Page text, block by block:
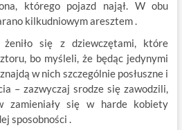
którego pojazd najął. W obu
kilkudniowym aresztem .
się z dziewczętami, które
bo myśleli, że będąc jedynymi
w nich szczególnie posłuszne i
– zazwyczaj srodze się zawodzili,
zamieniały się w harde kobiety
sposobności .